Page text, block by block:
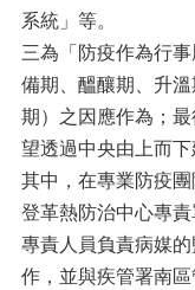
系統」等。
三為「防疫作為行
備期、醞釀期、升
期）之因應作為；
望透過中央由上而下
其中，在專業防疫
登革熱防治中心專
專責人員負責病媒
作，並與疾管署南